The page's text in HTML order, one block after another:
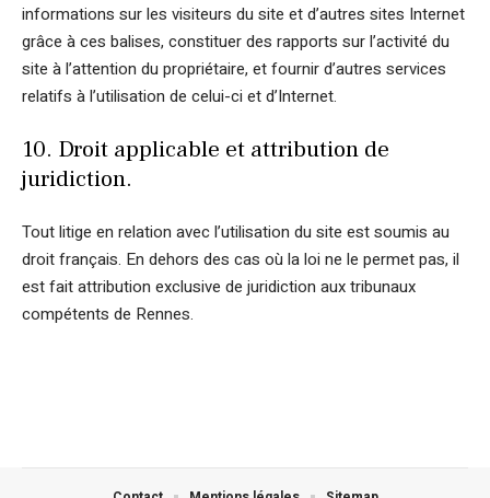
informations sur les visiteurs du site et d’autres sites Internet
grâce à ces balises, constituer des rapports sur l’activité du
site à l’attention du propriétaire, et fournir d’autres services
relatifs à l’utilisation de celui-ci et d’Internet.
10. Droit applicable et attribution de
juridiction.
Tout litige en relation avec l’utilisation du site est soumis au
droit français. En dehors des cas où la loi ne le permet pas, il
est fait attribution exclusive de juridiction aux tribunaux
compétents de Rennes.